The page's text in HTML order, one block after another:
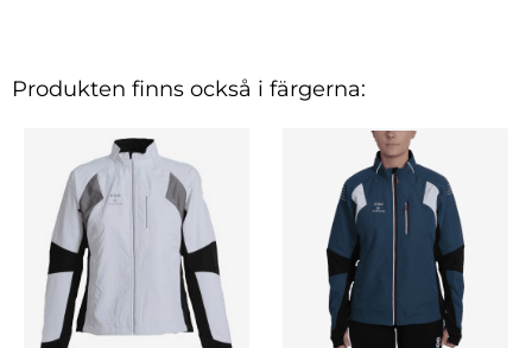
Produkten finns också i färgerna: